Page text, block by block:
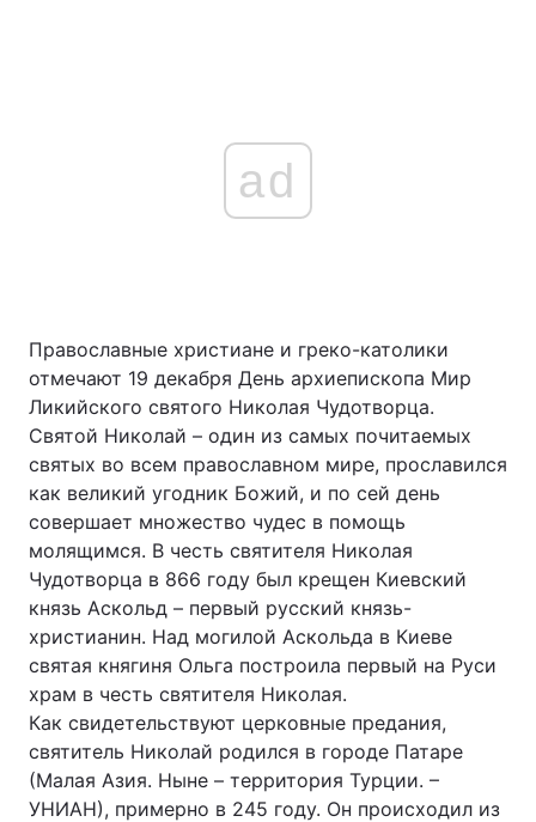
ad
Православные христиане и греко-католики
отмечают 19 декабря День архиепископа Мир
Ликийского святого Николая Чудотворца.
Святой Николай – один из самых почитаемых
святых во всем православном мире, прославился
как великий угодник Божий, и по сей день
совершает множество чудес в помощь
молящимся. В честь святителя Николая
Чудотворца в 866 году был крещен Киевский
князь Аскольд – первый русский князь-
христианин. Над могилой Аскольда в Киеве
святая княгиня Ольга построила первый на Руси
храм в честь святителя Николая.
Как свидетельствуют церковные предания,
святитель Николай родился в городе Патаре
(Малая Азия. Ныне – территория Турции. –
УНИАН), примерно в 245 году. Он происходил из